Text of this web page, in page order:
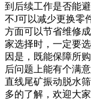
到后续工作是否能
不J可以减少更换零
方面可以节省维修
家选择时，一定要
因是，既能保障所
后问题上能有个满
直线尾矿振动脱水
多的了解，欢迎大